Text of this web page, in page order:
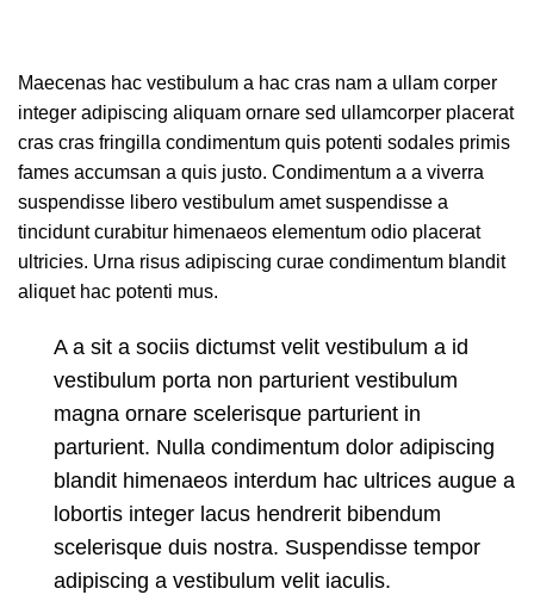
Maecenas hac vestibulum a hac cras nam a ullam corper
integer adipiscing aliquam ornare sed ullamcorper placerat
cras cras fringilla condimentum quis potenti sodales primis
fames accumsan a quis justo. Condimentum a a viverra
suspendisse libero vestibulum amet suspendisse a
tincidunt curabitur himenaeos elementum odio placerat
ultricies. Urna risus adipiscing curae condimentum blandit
aliquet hac potenti mus.
A a sit a sociis dictumst velit vestibulum a id
vestibulum porta non parturient vestibulum
magna ornare scelerisque parturient in
parturient. Nulla condimentum dolor adipiscing
blandit himenaeos interdum hac ultrices augue a
lobortis integer lacus hendrerit bibendum
scelerisque duis nostra. Suspendisse tempor
adipiscing a vestibulum velit iaculis.